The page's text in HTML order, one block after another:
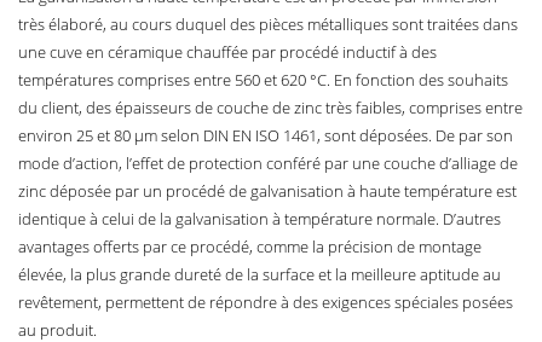
très élaboré, au cours duquel des pièces métalliques sont traitées dans
une cuve en céramique chauffée par procédé inductif à des
températures comprises entre 560 et 620 °C. En fonction des souhaits
du client, des épaisseurs de couche de zinc très faibles, comprises entre
environ 25 et 80 µm selon DIN EN ISO 1461, sont déposées. De par son
mode d’action, l’effet de protection conféré par une couche d’alliage de
zinc déposée par un procédé de galvanisation à haute température est
identique à celui de la galvanisation à température normale. D’autres
avantages offerts par ce procédé, comme la précision de montage
élevée, la plus grande dureté de la surface et la meilleure aptitude au
revêtement, permettent de répondre à des exigences spéciales posées
au produit.